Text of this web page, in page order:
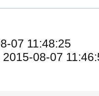
07 11:48:25
2015-08-07